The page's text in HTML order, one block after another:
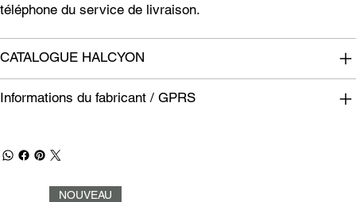
téléphone du service de livraison.
CATALOGUE HALCYON
Informations du fabricant / GPRS
NOUVEAU